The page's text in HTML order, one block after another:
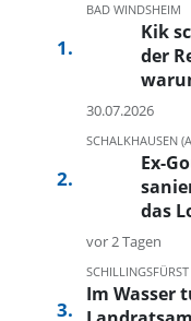
BAD WINDSHEIM
Kik
der
30.07.2026
SCHALKHAUSEN
Ex-
das
vor 2 Tagen
SCHILLINGSFÜRST
Im Wasser